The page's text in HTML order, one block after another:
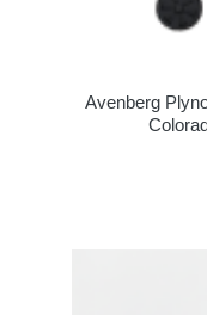
Avenberg